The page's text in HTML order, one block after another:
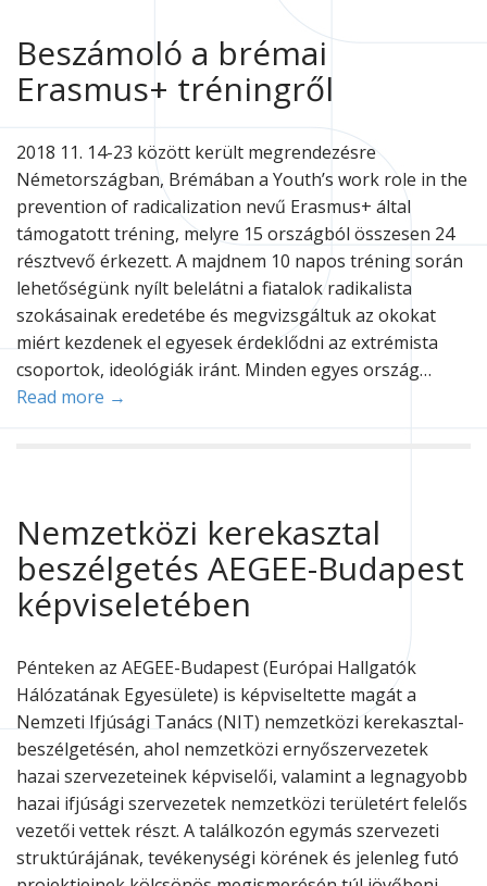
Beszámoló a brémai
Erasmus+ tréningről
2018 11. 14-23 között került megrendezésre
Németországban, Brémában a Youth’s work role in the
prevention of radicalization nevű Erasmus+ által
támogatott tréning, melyre 15 országból összesen 24
résztvevő érkezett. A majdnem 10 napos tréning során
lehetőségünk nyílt belelátni a fiatalok radikalista
szokásainak eredetébe és megvizsgáltuk az okokat
miért kezdenek el egyesek érdeklődni az extrémista
csoportok, ideológiák iránt. Minden egyes ország…
Read more →
Nemzetközi kerekasztal
beszélgetés AEGEE-Budapest
képviseletében
Pénteken az AEGEE-Budapest (Európai Hallgatók
Hálózatának Egyesülete) is képviseltette magát a
Nemzeti Ifjúsági Tanács (NIT) nemzetközi kerekasztal-
beszélgetésén, ahol nemzetközi ernyőszervezetek
hazai szervezeteinek képviselői, valamint a legnagyobb
hazai ifjúsági szervezetek nemzetközi területért felelős
vezetői vettek részt. A találkozón egymás szervezeti
struktúrájának, tevékenységi körének és jelenleg futó